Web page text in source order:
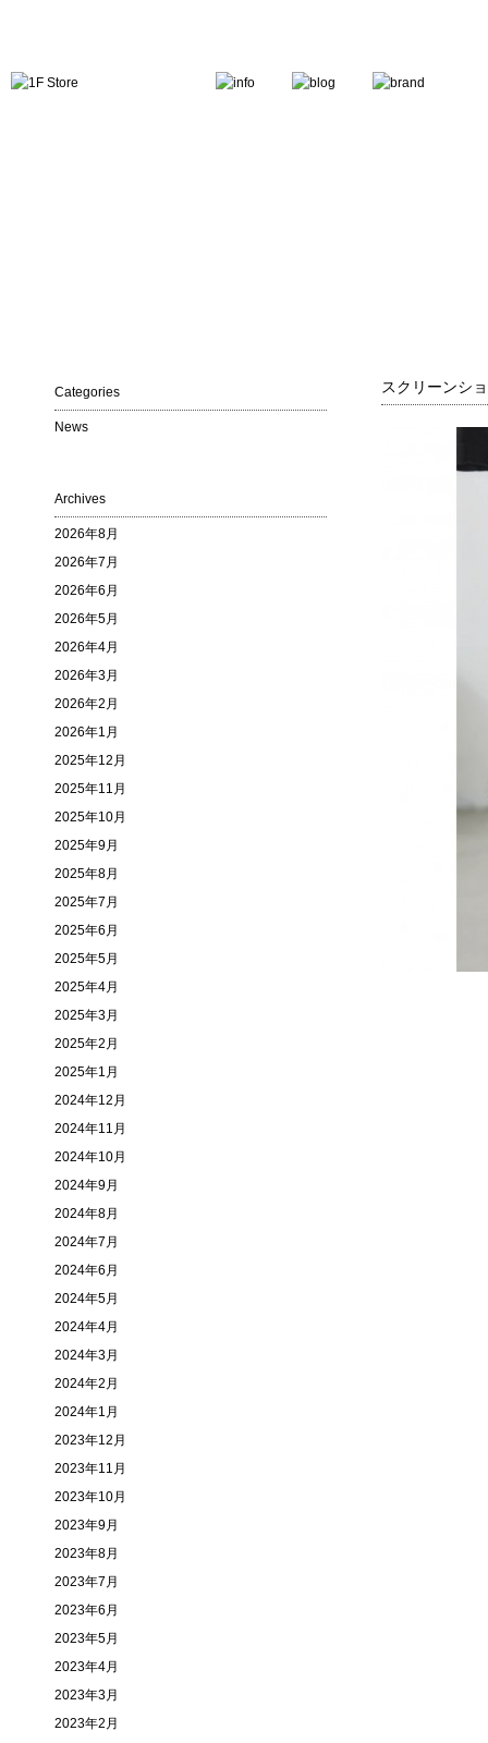
スクリーンシ
Categories
News
Archives
2026年8月
2026年7月
2026年6月
2026年5月
2026年4月
2026年3月
2026年2月
2026年1月
2025年12月
2025年11月
2025年10月
2025年9月
2025年8月
2025年7月
2025年6月
2025年5月
2025年4月
2025年3月
2025年2月
2025年1月
2024年12月
2024年11月
2024年10月
2024年9月
2024年8月
2024年7月
2024年6月
2024年5月
2024年4月
2024年3月
2024年2月
2024年1月
2023年12月
2023年11月
2023年10月
2023年9月
2023年8月
2023年7月
2023年6月
2023年5月
2023年4月
2023年3月
2023年2月